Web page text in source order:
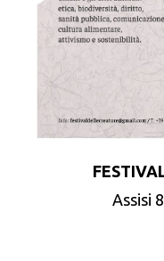
Assisi